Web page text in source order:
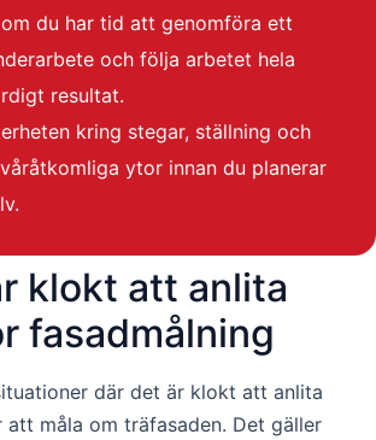
om du har tid att genomföra ett
och följa arbetet hela
resultat.
kring stegar, ställning och
ytor innan du planerar
klokt att anlita
fasadmålning
där det är klokt att anlita
måla om träfasaden. Det gäller